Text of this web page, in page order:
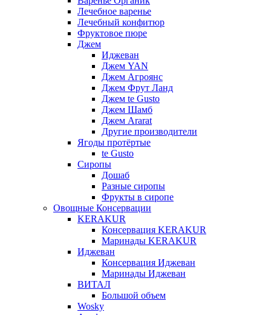
Лечебное варенье
Лечебный конфитюр
Фруктовое пюре
Джем
Иджеван
Джем YAN
Джем Агроянс
Джем Фрут Ланд
Джем te Gusto
Джем Шамб
Джем Ararat
Другие производители
Ягоды протёртые
te Gusto
Сиропы
Дошаб
Разные сиропы
Фрукты в сиропе
Овощные Консервации
KERAKUR
Консервация KERAKUR
Маринады KERAKUR
Иджеван
Консервация Иджеван
Маринады Иджеван
ВИТАЛ
Большой объем
Wosky